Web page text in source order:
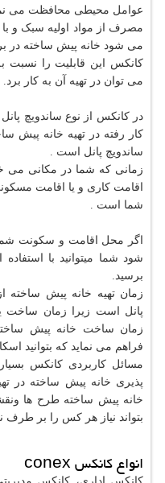
عوامل محیطی محافظت می
مصرف از مواد اولیه سبک و
می شود خانه پیش ساخته در
کانکس این قابلیت را نسبت
می توان در تهیه آن به کار برد.
در کانکس از نوع ساندویچ پانل
کار رفته در تهیه خانه پیش
ساندویچ پانل است .
زمانی که شما در مکانی می
اقامت کاری و یا اقامت
شما است .
اگر محل اقامت و سکونت شما
شود شما میتوانید با
برسید.
زمان تهیه خانه پیش ساخته
پانل است زیرا زمان ساخت
زمان ساخت خانه پیش
فراهم می نماید که بتوانید
مسائل کاربردی کانکس
پذیری خانه پیش ساخته در
خانه پیش ساخته طرح ها
بتواند نیاز هر کس را بر طرف
انواع کانکس conex
کانکس اداری، کانکس